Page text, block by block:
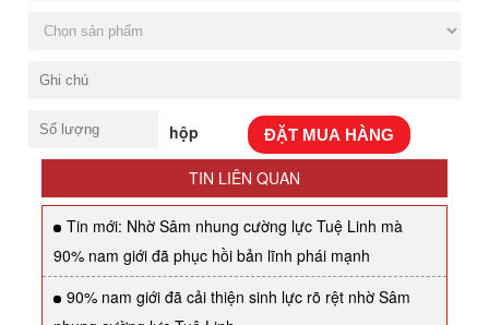
hộp ĐẶT MUA HÀNG
TIN LIÊN QUAN
Tin mới: Nhờ Sâm nhung cường lực Tuệ Linh mà
90% nam giới đã phục hồi bản lĩnh phái mạnh
90% nam giới đã cải thiện sinh lực rõ rệt nhờ Sâm